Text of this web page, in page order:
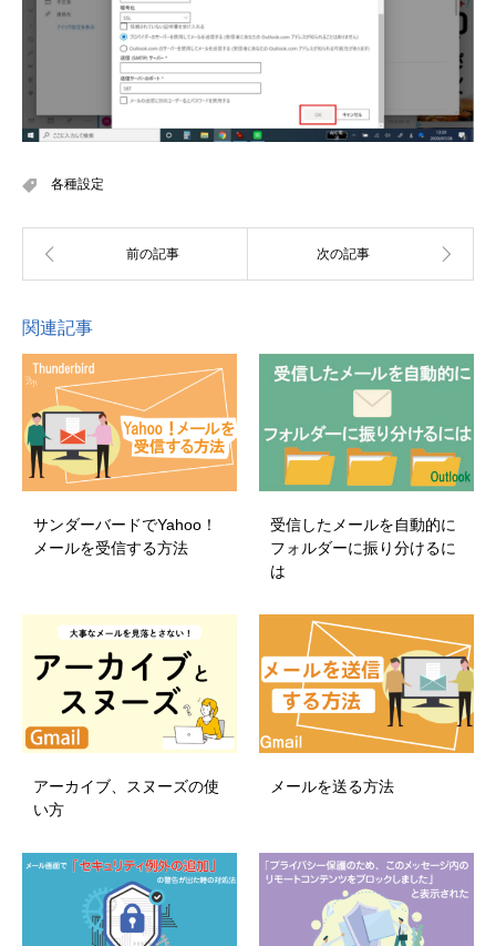
各種設定
関連記事
サンダーバードでYahoo！
メールを受信する方法
受信したメールを自動的に
フォルダーに振り分けるに
は
アーカイブ、スヌーズの使
い方
メールを送る方法